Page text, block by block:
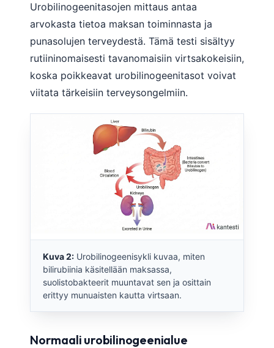
Urobilinogeenitasojen mittaus antaa
arvokasta tietoa maksan toiminnasta ja
punasolujen terveydestä. Tämä testi sisältyy
rutiininomaisesti tavanomaisiin virtsakokeisiin,
koska poikkeavat urobilinogeenitasot voivat
viitata tärkeisiin terveysongelmiin.
Kuva 2: Urobilinogeenisykli kuvaa, miten
bilirubiinia käsitellään maksassa,
suolistobakteerit muuntavat sen ja osittain
erittyy munuaisten kautta virtsaan.
Normaali urobilinogeenialue